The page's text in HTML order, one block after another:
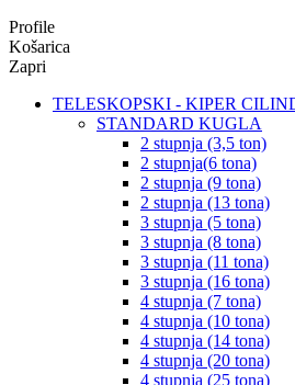
Profile
Košarica
Zapri
TELESKOPSKI - KIPER
STANDARD KUGLA
2 stupnja (3,5 ton)
2 stupnja(6 tona)
2 stupnja (9 tona)
2 stupnja (13 tona)
3 stupnja (5 tona)
3 stupnja (8 tona)
3 stupnja (11 tona)
3 stupnja (16 tona)
4 stupnja (7 tona)
4 stupnja (10 tona)
4 stupnja (14 tona)
4 stupnja (20 tona)
4 stupnja (25 tona)